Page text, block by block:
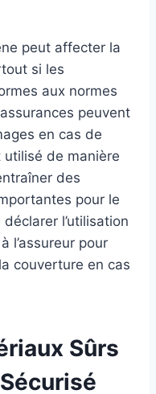
peut affecter la
si les
aux normes
peuvent
en cas de
de manière
des
pour le
l’utilisation
l’assureur pour
couverture en cas
Sûrs